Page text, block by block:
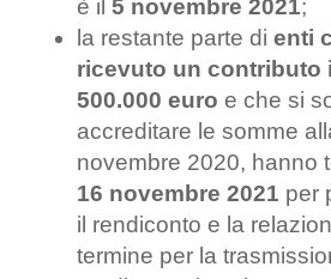
è il 5 novembre 2021;
la restante parte di enti
ricevuto un contributo
500.000 euro e che si
accreditare le somme
novembre 2020, hanno
16 novembre 2021 per
il rendiconto e la
termine per la